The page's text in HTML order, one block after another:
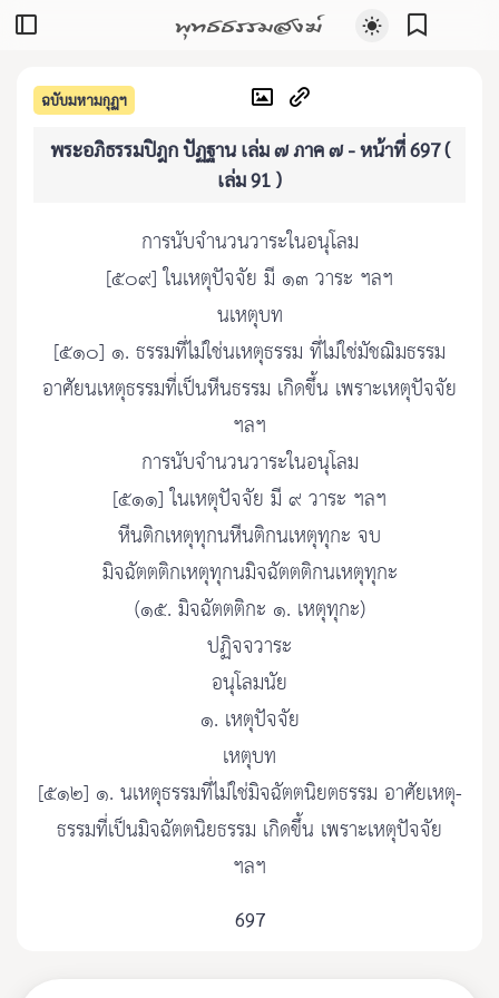
พุทธธรรมสงฆ์
ฉบับมหามกุฏฯ
พระอภิธรรมปิฎก ปัฏฐาน เล่ม ๗ ภาค ๗ - หน้าที่ 697 (
เล่ม 91 )
การนับจำนวนวาระในอนุโลม
[๕๐๙] ในเหตุปัจจัย มี ๑๓ วาระ ฯลฯ
นเหตุบท
[๕๑๐] ๑. ธรรมที่ไม่ใช่นเหตุธรรม ที่ไม่ใช่มัชฌิมธรรม
อาศัยนเหตุธรรมที่เป็นหีนธรรม เกิดขึ้น เพราะเหตุปัจจัย
ฯลฯ
การนับจำนวนวาระในอนุโลม
[๕๑๑] ในเหตุปัจจัย มี ๙ วาระ ฯลฯ
หีนติกเหตุทุกนหีนติกนเหตุทุกะ จบ
มิจฉัตตติกเหตุทุกนมิจฉัตตติกนเหตุทุกะ
(๑๕. มิจฉัตตติกะ ๑. เหตุทุกะ)
ปฏิจจวาระ
อนุโลมนัย
๑. เหตุปัจจัย
เหตุบท
[๕๑๒] ๑. นเหตุธรรมที่ไม่ใช่มิจฉัตตนิยตธรรม อาศัยเหตุ-
ธรรมที่เป็นมิจฉัตตนิยธรรม เกิดขึ้น เพราะเหตุปัจจัย
ฯลฯ
697